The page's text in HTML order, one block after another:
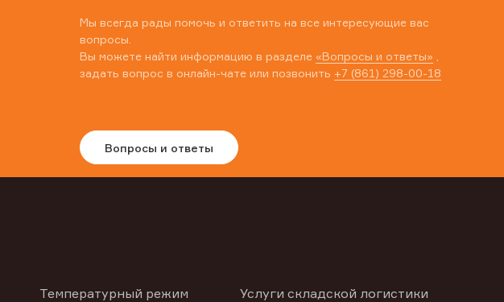
Мы всегда рады помочь и ответить на все интересующие вас
вопросы.
Вы можете найти информацию в разделе «Вопросы и ответы»
задать вопрос в онлайн-чате или позвонить +7 (861) 298-00-18
Вопросы и ответы
Температурный режим
Услуги складской логистики